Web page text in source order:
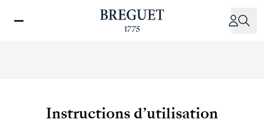
Instructions d’utilisation